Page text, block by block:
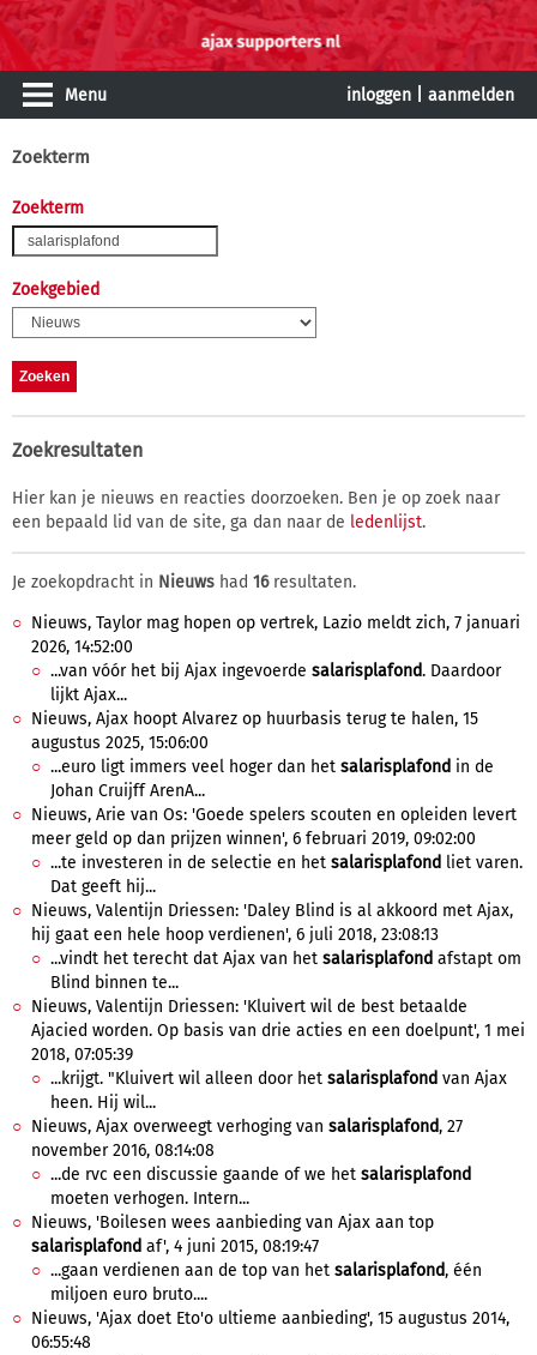
Menu inloggen aanmelden
Zoekterm
Zoekterm
Zoekgebied
Zoekresultaten
Hier kan je nieuws en reacties doorzoeken. Ben je op zoek naar
een bepaald lid van de site, ga dan naar de ledenlijst.
Je zoekopdracht in Nieuws had 16resultaten.
Nieuws, Taylor mag hopen op vertrek, Lazio meldt zich, 7 januari
2026, 14:52:00
...van vóór het bij Ajax ingevoerde salarisplafond. Daardoor
lijkt Ajax...
Nieuws, Ajax hoopt Alvarez op huurbasis terug te halen, 15
augustus 2025, 15:06:00
...euro ligt immers veel hoger dan het salarisplafond in de
Johan Cruijff ArenA...
Nieuws, Arie van Os: 'Goede spelers scouten en opleiden levert
meer geld op dan prijzen winnen', 6 februari 2019, 09:02:00
...te investeren in de selectie en het salarisplafond liet varen.
Dat geeft hij...
Nieuws, Valentijn Driessen: 'Daley Blind is al akkoord met Ajax,
hij gaat een hele hoop verdienen', 6 juli 2018, 23:08:13
...vindt het terecht dat Ajax van het salarisplafond afstapt om
Blind binnen te...
Nieuws, Valentijn Driessen: 'Kluivert wil de best betaalde
Ajacied worden. Op basis van drie acties en een doelpunt', 1 mei
2018, 07:05:39
...krijgt. "Kluivert wil alleen door het salarisplafond van Ajax
heen. Hij wil...
Nieuws, Ajax overweegt verhoging van salarisplafond, 27
november 2016, 08:14:08
...de rvc een discussie gaande of we het salarisplafond
moeten verhogen. Intern...
Nieuws, 'Boilesen wees aanbieding van Ajax aan top
salarisplafond af', 4 juni 2015, 08:19:47
...gaan verdienen aan de top van het salarisplafond, één
miljoen euro bruto....
Nieuws, 'Ajax doet Eto'o ultieme aanbieding', 15 augustus 2014,
06:55:48